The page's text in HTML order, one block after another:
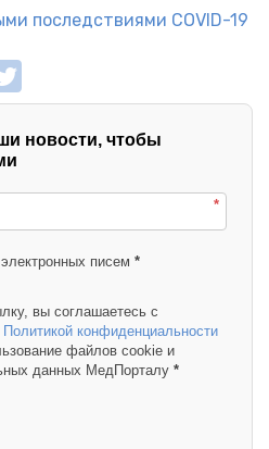
последствиями COVID-19
новости, чтобы
*
писем *
вы соглашаетесь с
конфиденциальности
файлов cookie и
данных МедПорталу *